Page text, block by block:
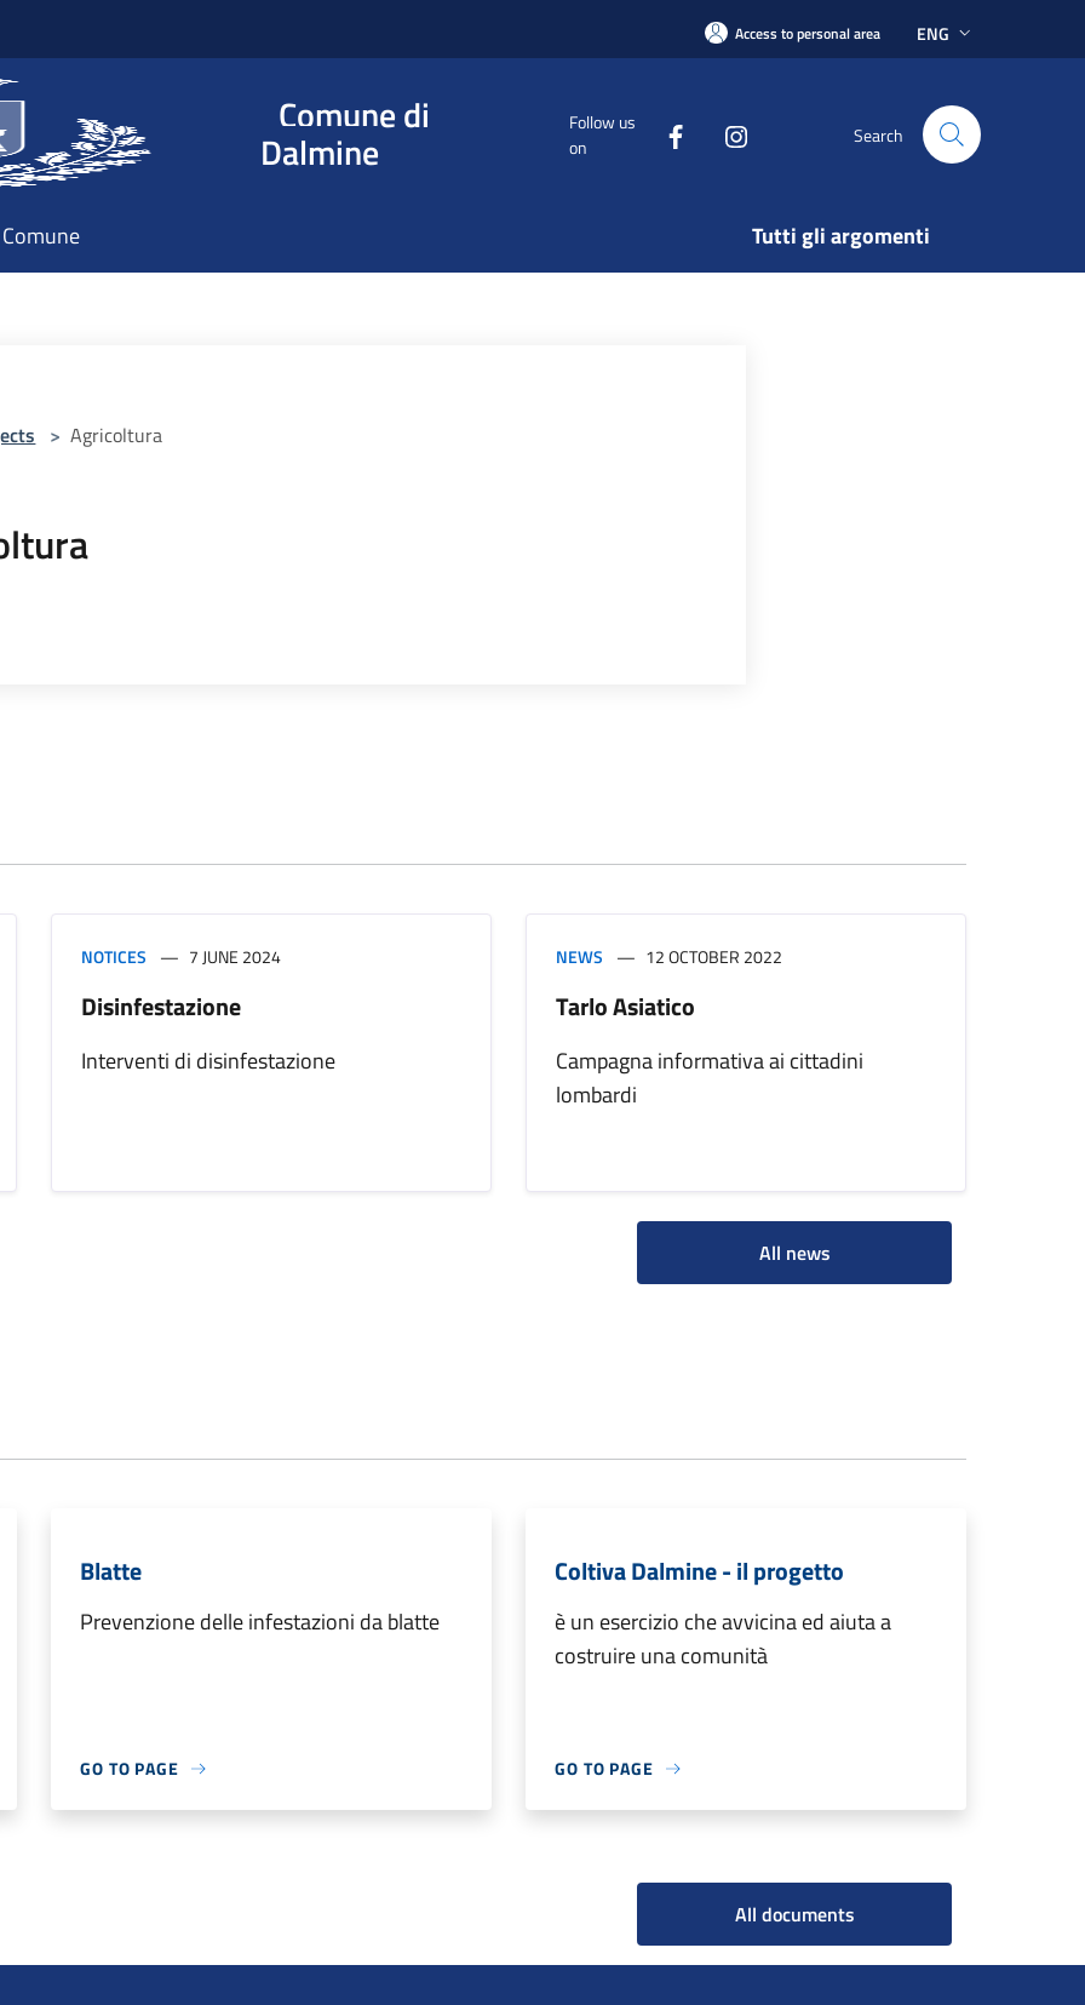
Access to personal area ENG
Comune di
Dalmine
Follow us
on
Search
Tutti gli argomenti
> Agricoltura
NOTICES 7 JUNE 2024
Disinfestazione
Interventi di disinfestazione
NEWS 12 OCTOBER 2022
Tarlo Asiatico
Campagna informativa ai cittadini
lombardi
All news
Blatte
Prevenzione delle infestazioni da blatte
GO TO PAGE
Coltiva Dalmine -­ il progetto
è un esercizio che avvicina ed aiuta a
costruire una comunità
GO TO PAGE
All documents